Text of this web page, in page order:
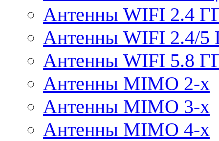
Антенны WIFI 2.4
Антенны WIFI 2.4/5
Антенны WIFI 5.8
Антенны MIMO 2-x
Антенны MIMO 3-x
Антенны MIMO 4-x